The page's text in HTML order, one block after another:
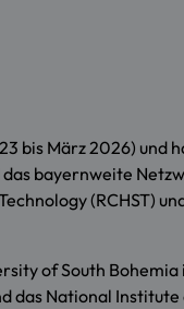
bis März 2026) und
bayernweite
(RCHST)
of South Bohemia
das National